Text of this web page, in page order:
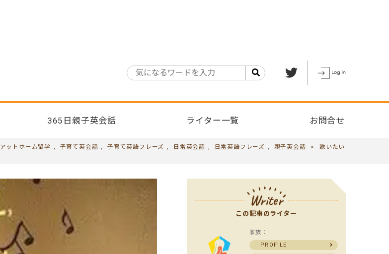
365日親子英会話 ライター一覧 お問合せ
アットホーム留学 子育て英会話 子育て英語フレーズ 日常英会話 日常英語フレーズ 親子英会話 >
歌いたい
Writer
この記事のライター
家族：
PROFILE